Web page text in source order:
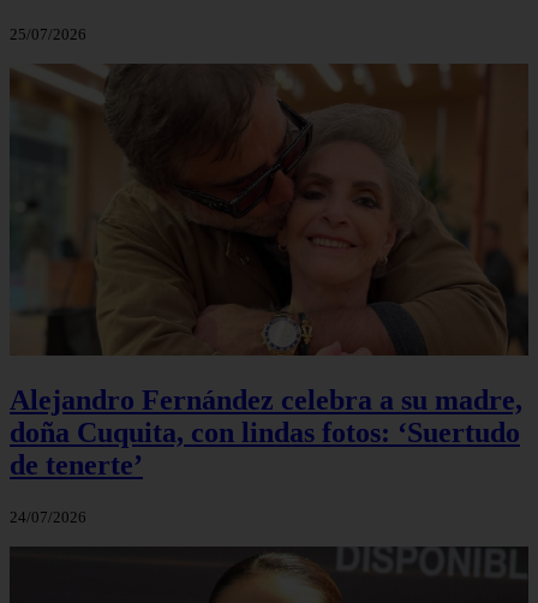
25/07/2026
Alejandro Fernández celebra a su madre,
doña Cuquita, con lindas fotos: ‘Suertudo
de tenerte’
24/07/2026